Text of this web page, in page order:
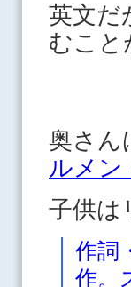
英文
むこ
奥さん
ルメン
子供は
作詞
作。